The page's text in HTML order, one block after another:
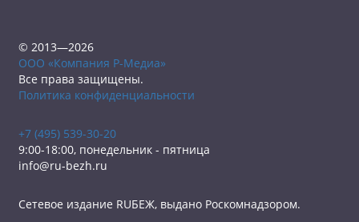
© 2013—2026
ООО «Компания Р-Медиа»
Все права защищены.
Политика конфиденциальности
+7 (495) 539-30-20
9:00-18:00, понедельник - пятница
info@ru-bezh.ru
Сетевое издание RUБЕЖ, выдано Роскомнадзором.